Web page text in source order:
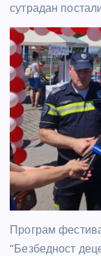
сутрадан
Програм
“Безбедност